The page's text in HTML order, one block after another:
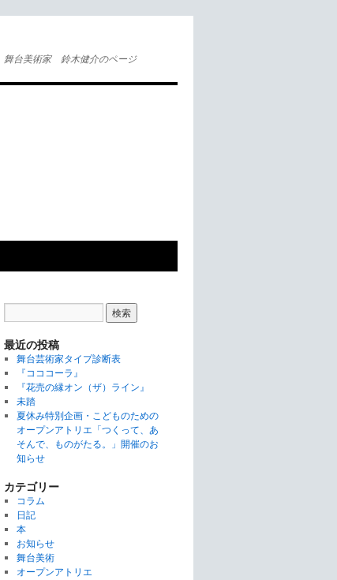
舞台美術家 鈴木健介のページ
最近の投稿
舞台芸術家タイプ診断表
『コココーラ』
『花売の縁オン（ザ）ライン』
未踏
夏休み特別企画・こどものための
オープンアトリエ「つくって、あ
そんで、ものがたる。」開催のお
知らせ
カテゴリー
コラム
日記
本
お知らせ
舞台美術
オープンアトリエ